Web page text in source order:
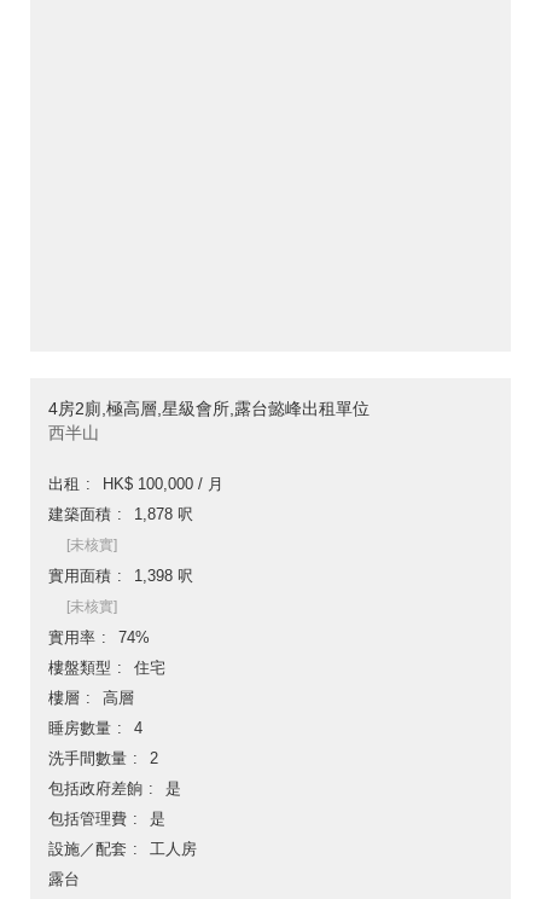
4房2廁,極高層,星級會所,露台懿峰出租單位
西半山
出租
HK$ 100,000 / 月
建築面積
1,878 呎
[未核實]
實用面積 1,398 呎
[未核實]
實用率
74%
樓盤類型
住宅
樓層
高層
睡房數量
4
洗手間數量
2
包括政府差餉
是
包括管理費
是
設施／配套
工人房
露台